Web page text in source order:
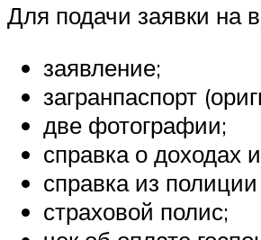
Для подачи заявки на
заявление;
загранпаспорт
две фотографии;
справка о доходах
справка из
страховой полис;